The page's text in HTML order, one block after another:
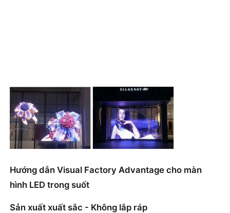
Hướng dẫn Visual Factory Advantage cho màn
hình LED trong suốt
Sản xuất xuất sắc - Không lắp ráp